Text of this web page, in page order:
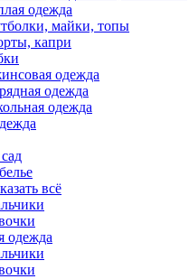
одежда
майки, топы
капри
одежда
одежда
одежда
всё
одежда